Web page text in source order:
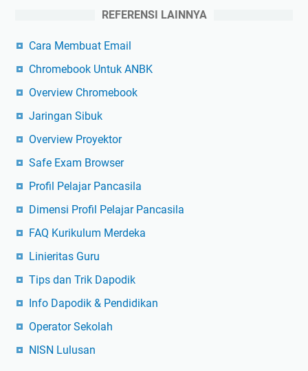
REFERENSI LAINNYA
Cara Membuat Email
Chromebook Untuk ANBK
Overview Chromebook
Jaringan Sibuk
Overview Proyektor
Safe Exam Browser
Profil Pelajar Pancasila
Dimensi Profil Pelajar Pancasila
FAQ Kurikulum Merdeka
Linieritas Guru
Tips dan Trik Dapodik
Info Dapodik & Pendidikan
Operator Sekolah
NISN Lulusan